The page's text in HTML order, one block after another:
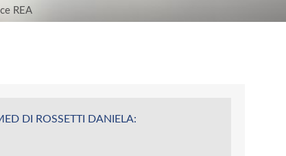
REA
DI ROSSETTI DANIELA: